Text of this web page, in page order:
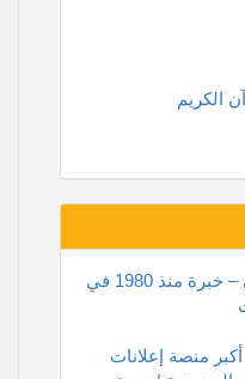
الكريم
شركة مصاعد المضيان – خبرة منذ 1980 في
منصة إعلانات